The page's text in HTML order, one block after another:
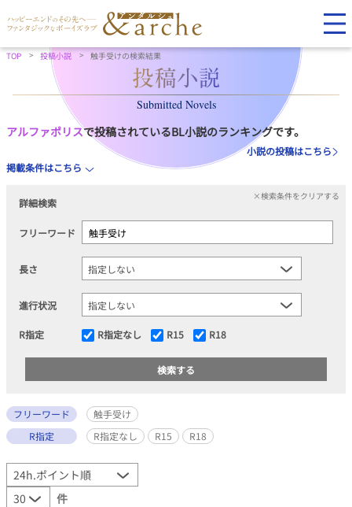
TOP 投稿小説 触手受けの検索結果
Submitted Novels
アルファポリスで投稿されているBL小説のランキングです。
小説の投稿はこちら
掲載条件はこちら
詳細検索
×検索条件をクリアする
フリーワード
長さ
進行状況
R指定 R指定なし R15 R18
フリーワード
触手受け
R指定
R指定なし R15 R18
件